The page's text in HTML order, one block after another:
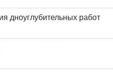
дноуглубительных работ